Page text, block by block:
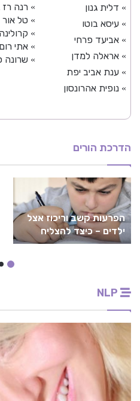
» דלית גנון
» עיסא בוטו
» אביעד פרחי
» אראלה למדן
» ענת אביב יפת
» נופית אהרונסון
» רנה רז
» טל אור
»
» אתי רום
» שרונה
הדרכת הורים
הפרעות קשב וריכוז אצל
ילדים – כיצד להצליח